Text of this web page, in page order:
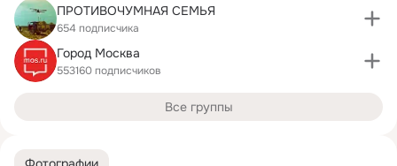
ПРОТИВОЧУМНАЯ СЕМЬЯ
654 подписчика
Город Москва
553160 подписчиков
Все группы